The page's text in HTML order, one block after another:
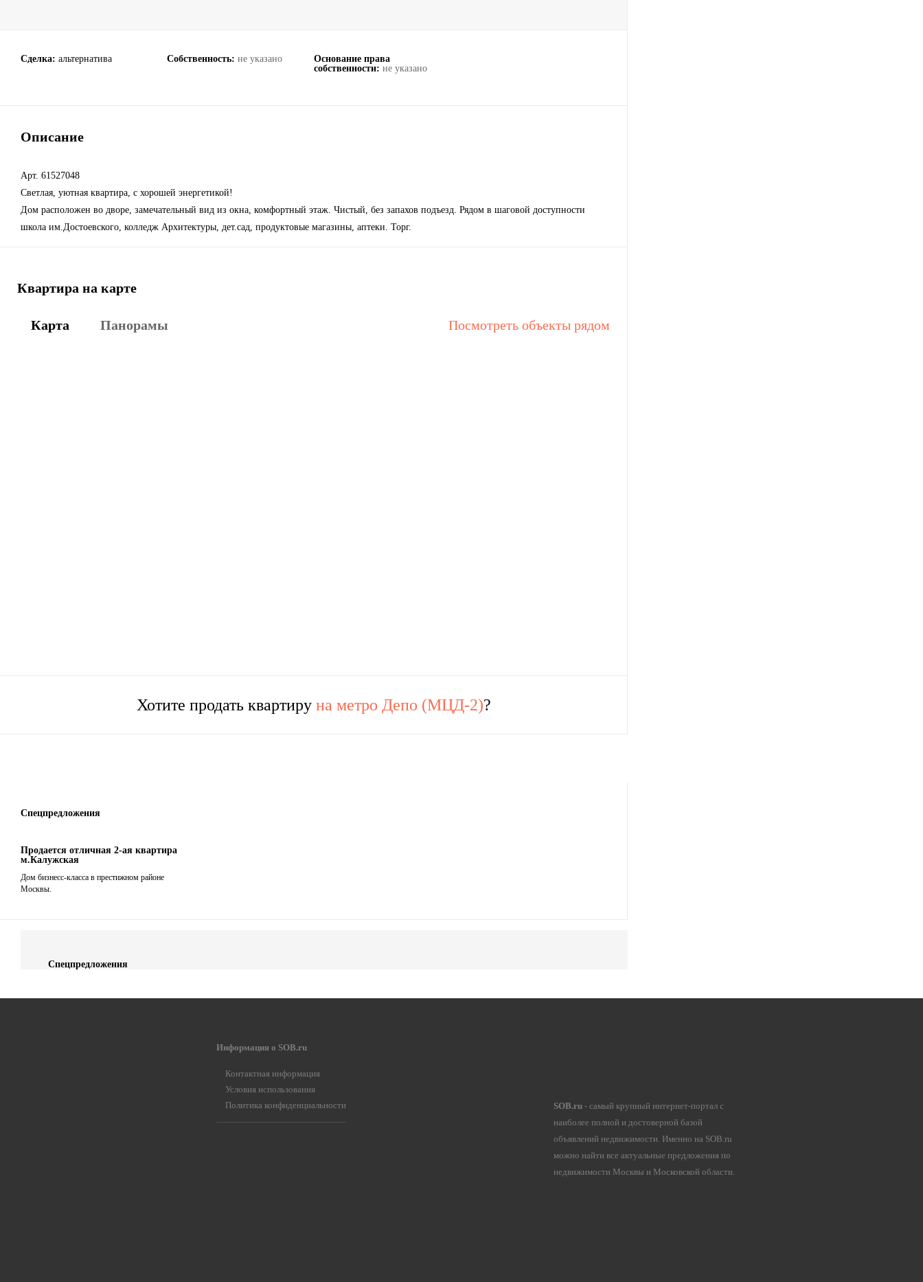
Сделка: альтернатива Собственность: не указано
Основание права
собственности: не указано
Описание
Арт. 61527048
Светлая, уютная квартира, с хорошей энергетикой!
Дом расположен во дворе, замечательный вид из окна, комфортный этаж. Чистый, без запахов подъезд. Рядом в шаговой доступности
школа им.Достоевского, колледж Архитектуры, дет.сад, продуктовые магазины, аптеки. Торг.
Квартира на карте
Карта Панорамы Посмотреть объекты рядом
Хотите продать квартиру на метро Депо (МЦД-2)?
Спецпредложения
Продается отличная 2-ая квартира
м.Калужская
Дом бизнесс-класса в престижном районе
Москвы.
Спецпредложения
Информация о SOB.ru
Контактная информация
Условия использования
Политика конфиденциальности
SOB.ru- самый крупный интернет-портал с
наиболее полной и достоверной базой
объявлений недвижимости. Именно на SOB.ru
можно найти все актуальные предложения по
недвижимости Москвы и Московской области.